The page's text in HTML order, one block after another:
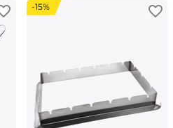
-15%